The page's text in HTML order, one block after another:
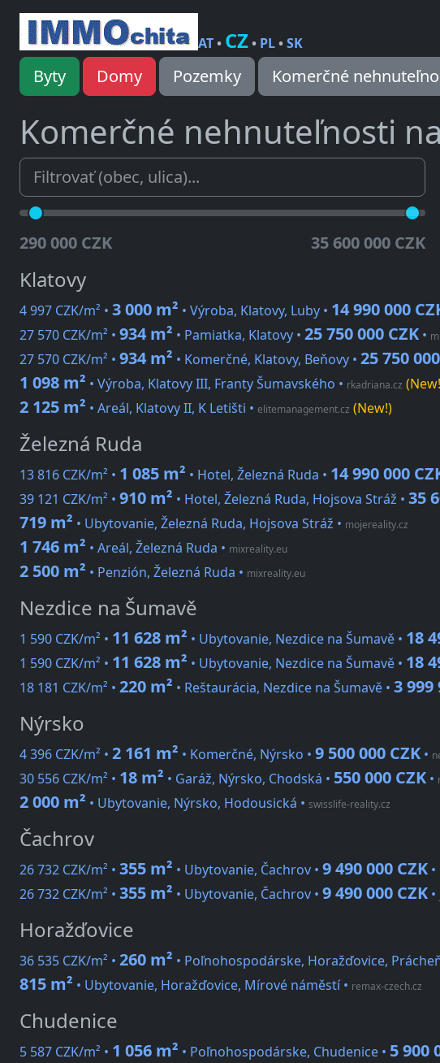
AT• CZ• PL•SK
Byty Domy Pozemky Komerčné
Komerčné nehnuteľnosti
290 000 CZK 35 600 000 CZK
Klatovy
4 997 CZK/m² • 3 000 m² • Výroba, Klatovy, Luby • 14 990 000
27 570 CZK/m² • 934 m² • Pamiatka, Klatovy • 25 750 000 CZK •
27 570 CZK/m² • 934 m² • Komerčné, Klatovy, Beňovy • 25 750
1 098 m² • Výroba, Klatovy III, Franty Šumavského • rkadriana.cz
2 125 m² • Areál, Klatovy II, K Letišti • elitemanagement.cz (New!)
Železná Ruda
13 816 CZK/m² • 1 085 m² • Hotel, Železná Ruda • 14 990 000
39 121 CZK/m² • 910 m² • Hotel, Železná Ruda, Hojsova Stráž • 35
719 m² • Ubytovanie, Železná Ruda, Hojsova Stráž • mojereality.cz
1 746 m² • Areál, Železná Ruda • mixreality.eu
2 500 m² • Penzión, Železná Ruda • mixreality.eu
Nezdice na Šumavě
1 590 CZK/m² • 11 628 m² • Ubytovanie, Nezdice na Šumavě • 18
1 590 CZK/m² • 11 628 m² • Ubytovanie, Nezdice na Šumavě • 18
18 181 CZK/m² • 220 m² • Reštaurácia, Nezdice na Šumavě • 3 999
Nýrsko
4 396 CZK/m² • 2 161 m² • Komerčné, Nýrsko • 9 500 000 CZK •
30 556 CZK/m² • 18 m² • Garáž, Nýrsko, Chodská • 550 000 CZK •
2 000 m² • Ubytovanie, Nýrsko, Hodousická • swisslife-reality.cz
Čachrov
26 732 CZK/m² • 355 m² • Ubytovanie, Čachrov • 9 490 000 CZK •
26 732 CZK/m² • 355 m² • Ubytovanie, Čachrov • 9 490 000 CZK •
Horažďovice
36 535 CZK/m² • 260 m² • Poľnohospodárske, Horažďovice,
815 m² • Ubytovanie, Horažďovice, Mírové náměstí• remax-czech.cz
Chudenice
5 587 CZK/m² • 1 056 m² • Poľnohospodárske, Chudenice • 5 900